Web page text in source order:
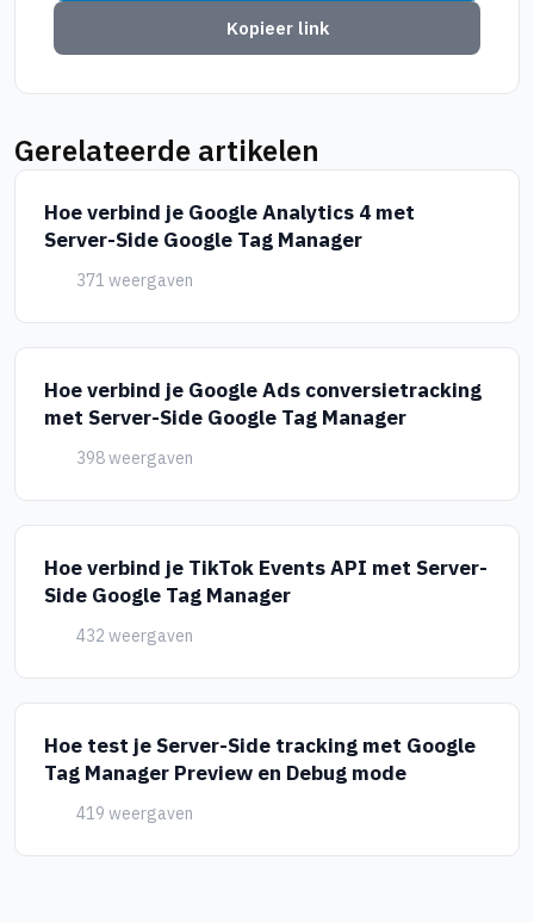
Kopieer link
Gerelateerde artikelen
Hoe verbind je Google Analytics 4 met
Server-Side Google Tag Manager
371 weergaven
Hoe verbind je Google Ads conversietracking
met Server-Side Google Tag Manager
398 weergaven
Hoe verbind je TikTok Events API met Server-
Side Google Tag Manager
432 weergaven
Hoe test je Server-Side tracking met Google
Tag Manager Preview en Debug mode
419 weergaven